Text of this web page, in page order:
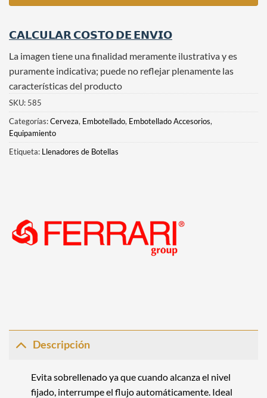
𝗖𝗔𝗟𝗖𝗨𝗟𝗔𝗥 𝗖𝗢𝗦𝗧𝗢 𝗗𝗘 𝗘𝗡𝗩𝗜𝗢
La imagen tiene una finalidad meramente ilustrativa y es
puramente indicativa; puede no reflejar plenamente las
características del producto
SKU: 585
Categorías:Cerveza, Embotellado, Embotellado Accesorios,
Equipamiento
Etiqueta: Llenadores de Botellas
Descripción
Evita sobrellenado ya que cuando alcanza el nivel
fijado, interrumpe el flujo automáticamente. Ideal